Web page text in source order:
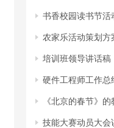
书香校园读书节活
农家乐活动策划方
培训班领导讲话稿
硬件工程师工作总
《北京的春节》
技能大赛动员大会